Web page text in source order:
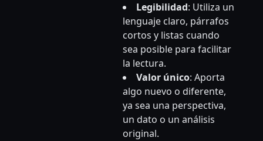
Legibilidad: Utiliza un
lenguaje claro, párrafos
cortos y listas cuando
sea posible para facilitar
la lectura.
Valor único: Aporta
algo nuevo o diferente,
ya sea una perspectiva,
un dato o un análisis
original.